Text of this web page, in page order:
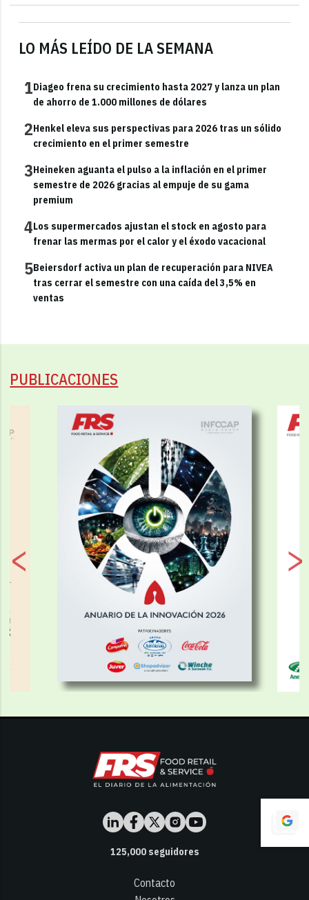
LO MÁS LEÍDO DE LA SEMANA
1Diageo frena su crecimiento hasta 2027 y lanza un plan
de ahorro de 1.000 millones de dólares
2Henkel eleva sus perspectivas para 2026 tras un sólido
crecimiento en el primer semestre
3Heineken aguanta el pulso a la inflación en el primer
semestre de 2026 gracias al empuje de su gama
premium
4Los supermercados ajustan el stock en agosto para
frenar las mermas por el calor y el éxodo vacacional
5Beiersdorf activa un plan de recuperación para NIVEA
tras cerrar el semestre con una caída del 3,5% en
ventas
PUBLICACIONES
125,000seguidores
Contacto